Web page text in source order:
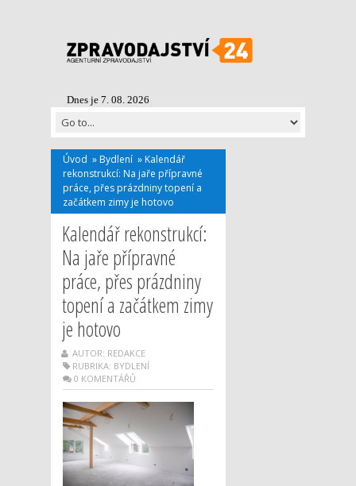
Dnes je 7. 08. 2026
Úvod » Bydlení » Kalendář
rekonstrukcí: Na jaře přípravné
práce, přes prázdniny topení a
začátkem zimy je hotovo
Kalendář rekonstrukcí:
Na jaře přípravné
práce, přes prázdniny
topení a začátkem zimy
je hotovo
AUTOR: REDAKCE
RUBRIKA: BYDLENÍ
0 KOMENTÁŘŮ